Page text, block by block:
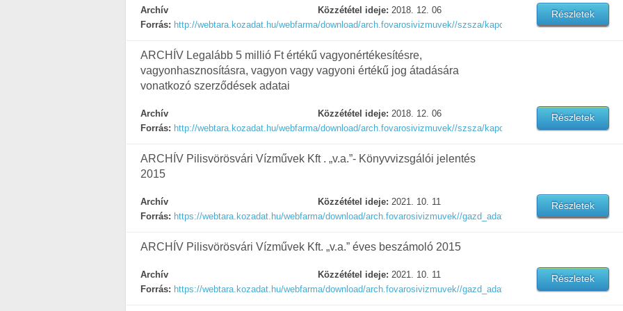
Részletek
Archív Közzététel ideje: 2018. 12. 06
Forrás: http://webtara.kozadat.hu/webfarma/download/arch.fovarosivizmuvek//szsza/kapcs_szerv_vez/szerv_vez/
Részletek
ARCHÍV Legalább 5 millió Ft értékű vagyonértékesítésre,
vagyonhasznosításra, vagyon vagy vagyoni értékű jog átadására
vonatkozó szerződések adatai
Archív Közzététel ideje: 2018. 12. 06
Forrás: http://webtara.kozadat.hu/webfarma/download/arch.fovarosivizmuvek//szsza/kapcs_szerv_vez/szerv_vez/
Részletek
ARCHÍV Pilisvörösvári Vízművek Kft . „v.a.”- Könyvvizsgálói jelentés
2015
Archív Közzététel ideje: 2021. 10. 11
Forrás: https://webtara.kozadat.hu/webfarma/download/arch.fovarosivizmuvek//gazd_adat/muk_torv/eredm/
Részletek
ARCHÍV Pilisvörösvári Vízművek Kft. „v.a.” éves beszámoló 2015
Archív Közzététel ideje: 2021. 10. 11
Forrás: https://webtara.kozadat.hu/webfarma/download/arch.fovarosivizmuvek//gazd_adat/muk_torv/eredm/